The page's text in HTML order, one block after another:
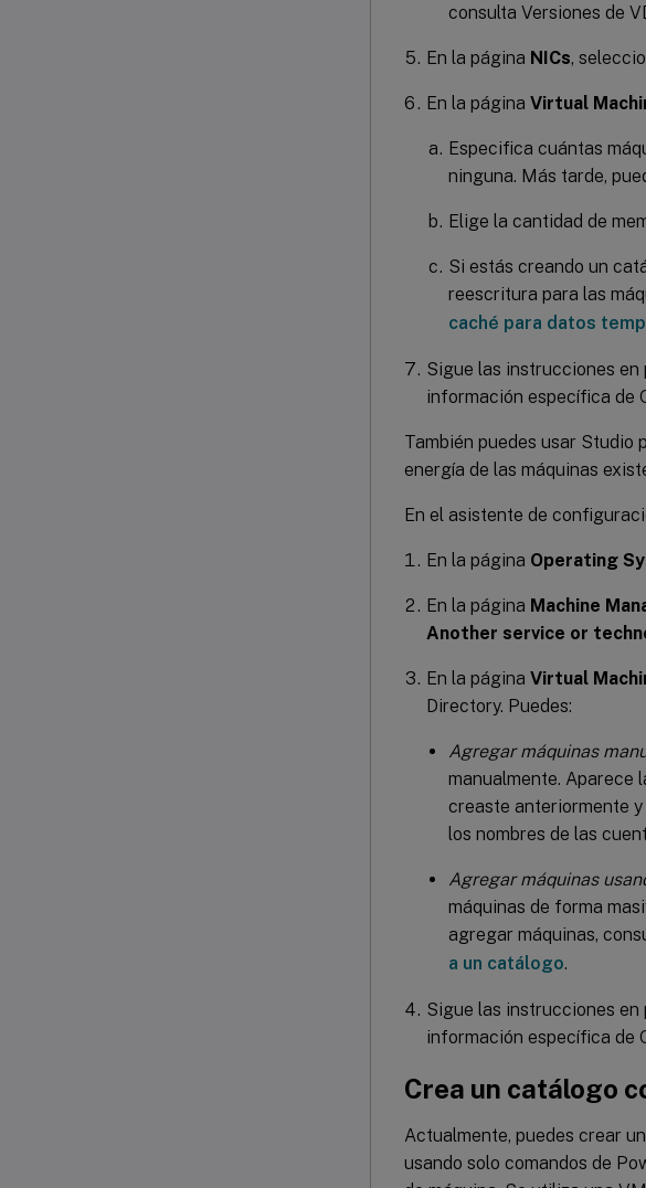
consulta Versiones de
En la página NICs,
En la página Virtual
Especifica cuántas
ninguna. Más tarde,
Elige la cantidad de
Si estás creando un
reescritura para las
caché para datos
Sigue las instrucciones en
información específica de
También puedes usar
energía de las máquinas
En el asistente de
En la página Operating
En la página Machine
Another service or
En la página Virtual
Directory. Puedes:
Agregar máquinas
manualmente. Aparece
creaste anteriormente y
los nombres de las
Agregar máquinas
máquinas de forma
agregar máquinas,
a un catálogo.
Sigue las instrucciones en
información específica de
Crea un catálogo
Actualmente, puedes crear
usando solo comandos de